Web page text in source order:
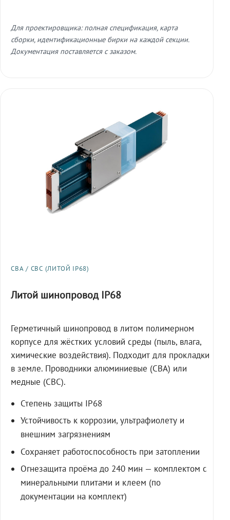
Для проектировщика: полная спецификация, карта
сборки, идентификационные бирки на каждой секции.
Документация поставляется с заказом.
СВА / СВС (ЛИТОЙ IP68)
Литой шинопровод IP68
Герметичный шинопровод в литом полимерном
корпусе для жёстких условий среды (пыль, влага,
химические воздействия). Подходит для прокладки
в земле. Проводники алюминиевые (СВА) или
медные (СВС).
Степень защиты IP68
Устойчивость к коррозии, ультрафиолету и
внешним загрязнениям
Сохраняет работоспособность при затоплении
Огнезащита проёма до 240 мин — комплектом с
минеральными плитами и клеем (по
документации на комплект)